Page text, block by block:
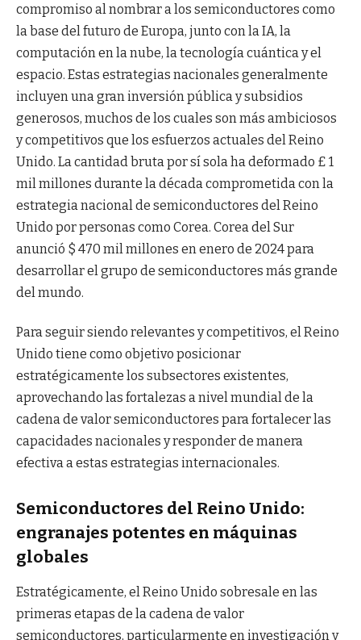
compromiso al nombrar a los semiconductores como
la base del futuro de Europa, junto con la IA, la
computación en la nube, la tecnología cuántica y el
espacio. Estas estrategias nacionales generalmente
incluyen una gran inversión pública y subsidios
generosos, muchos de los cuales son más ambiciosos
y competitivos que los esfuerzos actuales del Reino
Unido. La cantidad bruta por sí sola ha deformado £ 1
mil millones durante la década comprometida con la
estrategia nacional de semiconductores del Reino
Unido por personas como Corea. Corea del Sur
anunció $ 470 mil millones en enero de 2024 para
desarrollar el grupo de semiconductores más grande
del mundo.
Para seguir siendo relevantes y competitivos, el Reino
Unido tiene como objetivo posicionar
estratégicamente los subsectores existentes,
aprovechando las fortalezas a nivel mundial de la
cadena de valor semiconductores para fortalecer las
capacidades nacionales y responder de manera
efectiva a estas estrategias internacionales.
Semiconductores del Reino Unido:
engranajes potentes en máquinas
globales
Estratégicamente, el Reino Unido sobresale en las
primeras etapas de la cadena de valor
semiconductores, particularmente en investigación y